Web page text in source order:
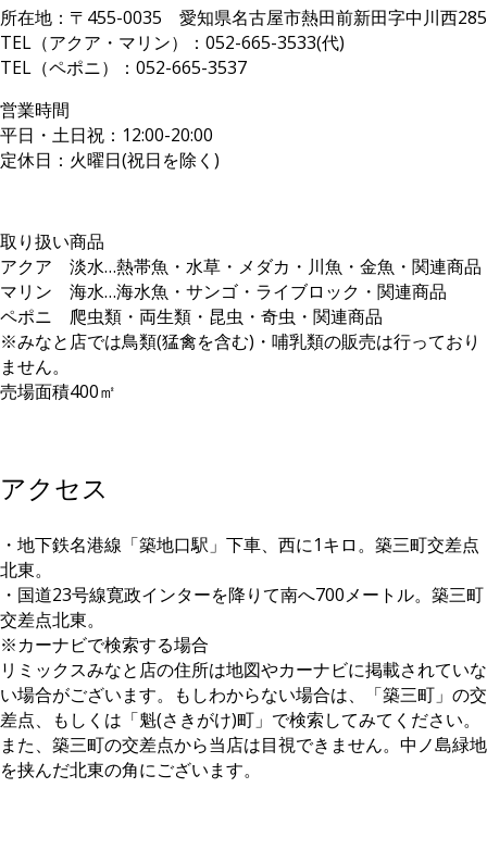
所在地：〒455-0035 愛知県名古屋市熱田前新田字中川西285
TEL（アクア・マリン）：052-665-3533(代)
TEL（ペポニ）：052-665-3537
営業時間
平日・土日祝：12:00-20:00
定休日：火曜日(祝日を除く)
取り扱い商品
アクア 淡水…熱帯魚・水草・メダカ・川魚・金魚・関連商品
マリン 海水…海水魚・サンゴ・ライブロック・関連商品
ペポニ 爬虫類・両生類・昆虫・奇虫・関連商品
※みなと店では鳥類(猛禽を含む)・哺乳類の販売は行っており
ません。
売場面積400㎡
アクセス
・地下鉄名港線「築地口駅」下車、西に1キロ。築三町交差点
北東。
・国道23号線寛政インターを降りて南へ700メートル。築三町
交差点北東。
※カーナビで検索する場合
リミックスみなと店の住所は地図やカーナビに掲載されていな
い場合がございます。もしわからない場合は、「築三町」の交
差点、もしくは「魁(さきがけ)町」で検索してみてください。
また、築三町の交差点から当店は目視できません。中ノ島緑地
を挟んだ北東の角にございます。